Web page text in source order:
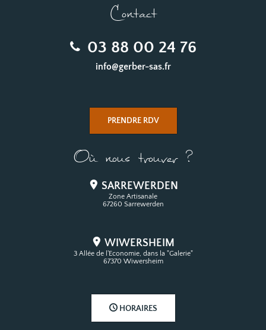
Contact
03 88 00 24 76
info@gerber-sas.fr
PRENDRE RDV
Où nous trouver ?
SARREWERDEN
Zone Artisanale
67260 Sarrewerden
WIWERSHEIM
3 Allée de l'Economie, dans la "Galerie"
67370 Wiwersheim
HORAIRES